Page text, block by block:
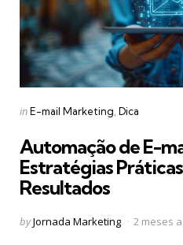
Categories
Posted
inE-mail Marketing Dica
Automação de E-
Estratégias
Resultados
Posted
byJornada Marketing 2 meses